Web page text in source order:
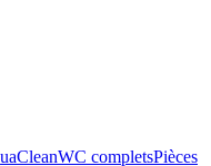
WC completsPièces